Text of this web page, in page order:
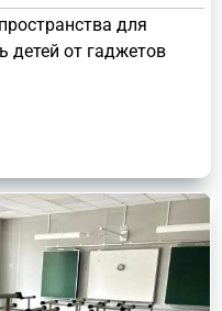
для
детей от гаджетов